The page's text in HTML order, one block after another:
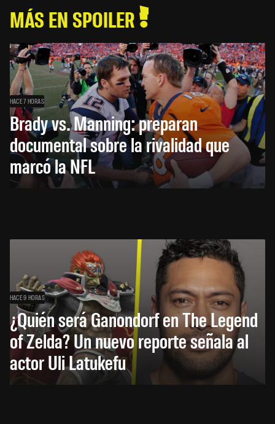
MÁS EN SPOILER
HACE 7 HORAS
Brady vs. Manning: preparan
documental sobre la rivalidad que
marcó la NFL
HACE 9 HORAS
¿Quién será Ganondorf en The Legend
of Zelda? Un nuevo reporte señala al
actor Uli Latukefu